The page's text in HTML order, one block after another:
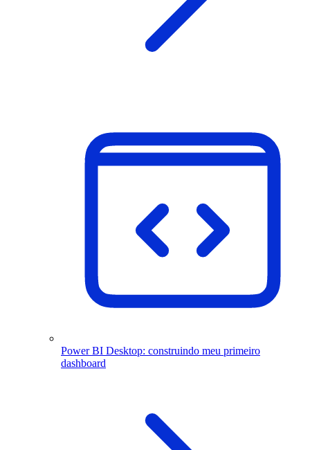
Power BI Desktop: construindo meu primeiro
dashboard